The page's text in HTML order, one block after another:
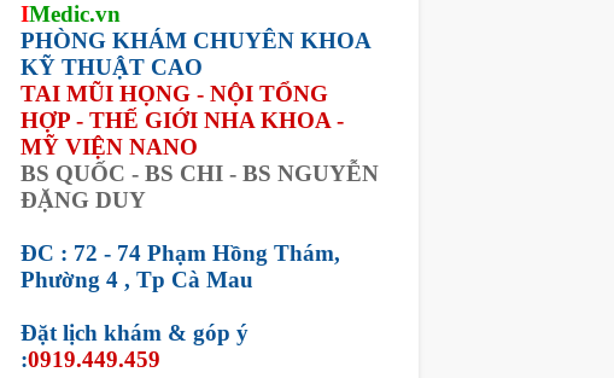
IMedic.vn
PHÒNG KHÁM CHUYÊN KHOA
KỸ THUẬT CAO
TAI MŨI HỌNG - NỘI TỔNG
HỢP - THẾ GIỚI NHA KHOA -
MỸ VIỆN NANO
BS QUỐC - BS CHI - BS NGUYỄN
ĐẶNG DUY
ĐC : 72 - 74 Phạm Hồng Thám,
Phường 4 , Tp Cà Mau
Đặt lịch khám & góp ý
:0919.449.459